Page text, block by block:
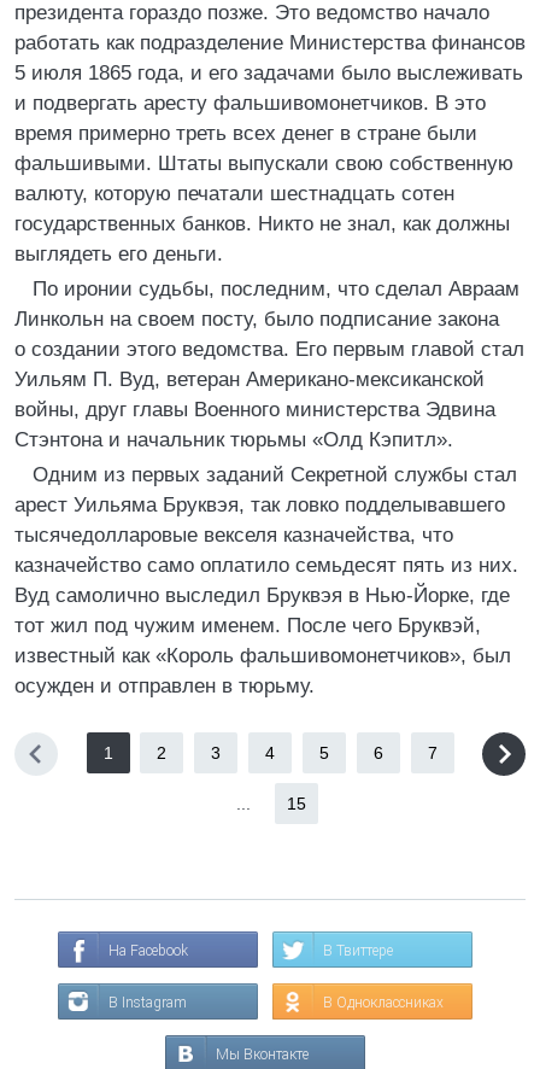
президента гораздо позже. Это ведомство начало
работать как подразделение Министерства финансов
5 июля 1865 года, и его задачами было выслеживать
и подвергать аресту фальшивомонетчиков. В это
время примерно треть всех денег в стране были
фальшивыми. Штаты выпускали свою собственную
валюту, которую печатали шестнадцать сотен
государственных банков. Никто не знал, как должны
выглядеть его деньги.
По иронии судьбы, последним, что сделал Авраам
Линкольн на своем посту, было подписание закона
о создании этого ведомства. Его первым главой стал
Уильям П. Вуд, ветеран Американо-мексиканской
войны, друг главы Военного министерства Эдвина
Стэнтона и начальник тюрьмы «Олд Кэпитл».
Одним из первых заданий Секретной службы стал
арест Уильяма Бруквэя, так ловко подделывавшего
тысячедолларовые векселя казначейства, что
казначейство само оплатило семьдесят пять из них.
Вуд самолично выследил Бруквэя в Нью-Йорке, где
тот жил под чужим именем. После чего Бруквэй,
известный как «Король фальшивомонетчиков», был
осужден и отправлен в тюрьму.
1 2 3 4 5 6 7
15
На Facebook В Твиттере
В Instagram В Одноклассниках
Мы Вконтакте